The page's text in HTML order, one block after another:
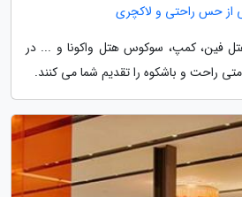
از حس راحتی و لاکچری
فین، کمپ، سوکوس هتل واکونا و ... در
راحت و باشکوه را تقدیم شما می کنند.